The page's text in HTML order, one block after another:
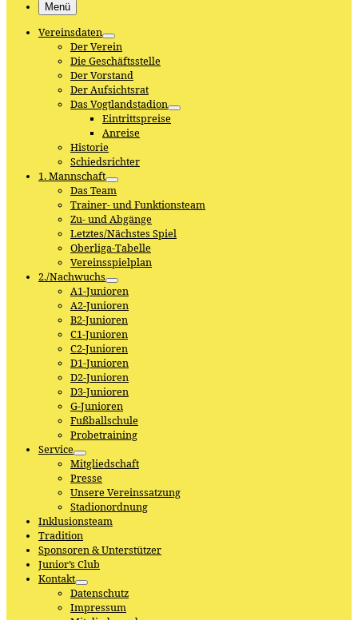
Menü
Vereinsdaten
Der Verein
Die Geschäftsstelle
Der Vorstand
Der Aufsichtsrat
Das Vogtlandstadion
Eintrittspreise
Anreise
Historie
Schiedsrichter
1. Mannschaft
Das Team
Trainer- und Funktionsteam
Zu- und Abgänge
Letztes/Nächstes Spiel
Oberliga-Tabelle
Vereinsspielplan
2./Nachwuchs
A1-Junioren
A2-Junioren
B2-Junioren
C1-Junioren
C2-Junioren
D1-Junioren
D2-Junioren
D3-Junioren
G-Junioren
Fußballschule
Probetraining
Service
Mitgliedschaft
Presse
Unsere Vereinssatzung
Stadionordnung
Inklusionsteam
Tradition
Sponsoren & Unterstützer
Junior’s Club
Kontakt
Datenschutz
Impressum